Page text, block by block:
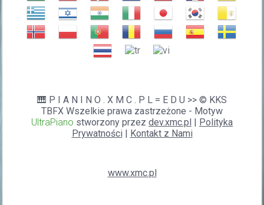
🎹 P I A N I N O . X M C . P L = E D U >> © KKS
TBFX Wszelkie prawa zastrzeżone - Motyw
UltraPiano stworzony przez dev.xmc.pl | Polityka
Prywatności| Kontakt z Nami
www.xmc.pl